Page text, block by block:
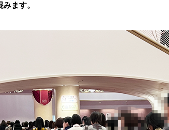
ます。